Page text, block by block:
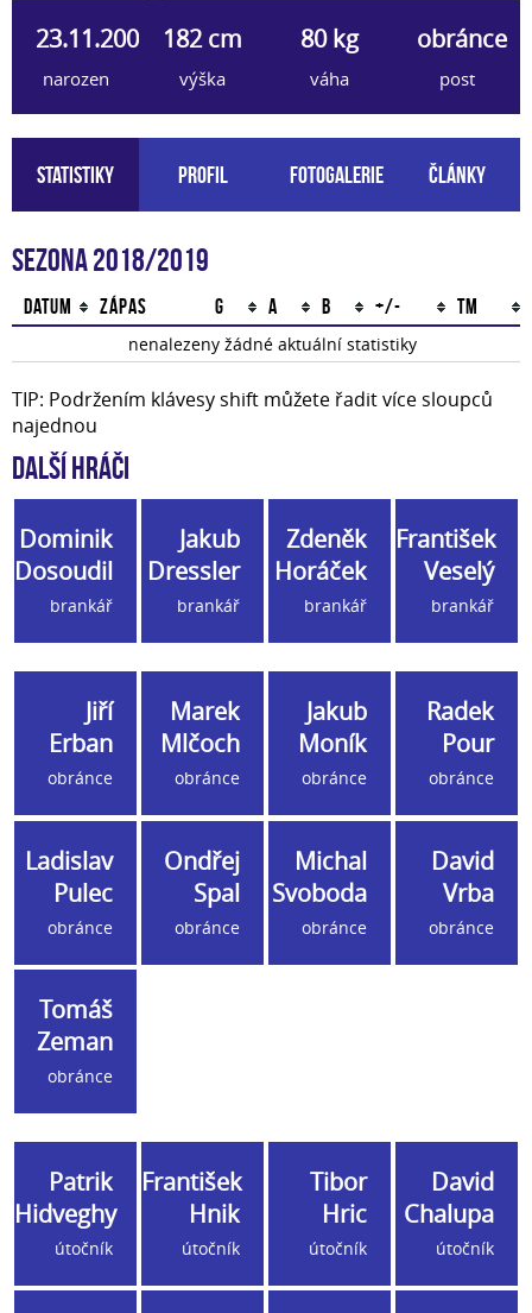
23.11.2000
narozen
182 cm
výška
80 kg
váha
obránce
post
Statistiky Profil Fotogalerie Články
Sezona 2018/2019
Datum Zápas G A B +/- TM
nenalezeny žádné aktuální statistiky
TIP: Podržením klávesy shift můžete řadit více sloupců
najednou
Další hráči
Dominik
Dosoudil
brankář
Jakub
Dressler
brankář
Zdeněk
Horáček
brankář
František
Veselý
brankář
Jiří
Erban
obránce
Marek
Mlčoch
obránce
Jakub
Moník
obránce
Radek
Pour
obránce
Ladislav
Pulec
obránce
Ondřej
Spal
obránce
Michal
Svoboda
obránce
David
Vrba
obránce
Tomáš
Zeman
obránce
Patrik
Hidveghy
útočník
František
Hnik
útočník
Tibor
Hric
útočník
David
Chalupa
útočník